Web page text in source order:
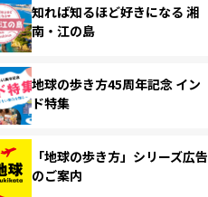
知れば知るほど好きになる 湘
南・江の島
地球の歩き方45周年記念 イン
ド特集
「地球の歩き方」シリーズ広告
のご案内